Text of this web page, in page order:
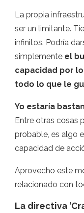
La propia
ser un limitante.
infinitos. Podría
simplemente el
capacidad por
todo lo que le
Yo estaría
Entre otras cosas
probable, es algo
capacidad de
Aprovecho este
relacionado con
La directiva